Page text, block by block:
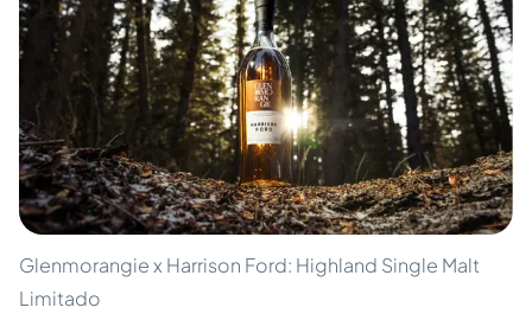
Glenmorangie x Harrison Ford: Highland Single Malt
Limitado